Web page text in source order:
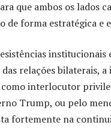
que ambos os lados
de forma estratégica e
institucionais
relações bilaterais, a
interlocutor
Trump, ou pelo
fortemente na